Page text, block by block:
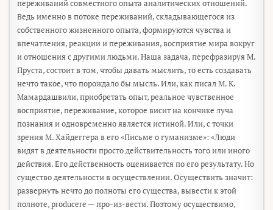
переживаний совместного опыта аналитических отношений.
Ведь именно в потоке переживаний, складывающегося из
собственного жизненного опыта, формируются чувства и
впечатления, реакции и переживания, восприятие мира вокруг
и отношения с другими людьми. Наша задача, перефразируя М.
Пруста, состоит в том, чтобы давать мыслить, то есть создавать
нечто такое, что порождало бы мысль. Или, как писал М. К.
Мамардашвили, приобретать опыт, реальное чувственное
восприятие, переживание, которое висит на кончике луча
познания и одновременно является истиной. Или, с точки
зрения М. Хайдеггера в его «Письме о гуманизме»: «Люди
видят в деятельности просто действительность того или иного
действия. Его действенность оценивается по его результату. Но
существо деятельности в осуществлении. Осуществить значит:
развернуть нечто до полноты его существа, вывести к этой
полноте, producere — про-из-вести. Поэтому осуществимо,